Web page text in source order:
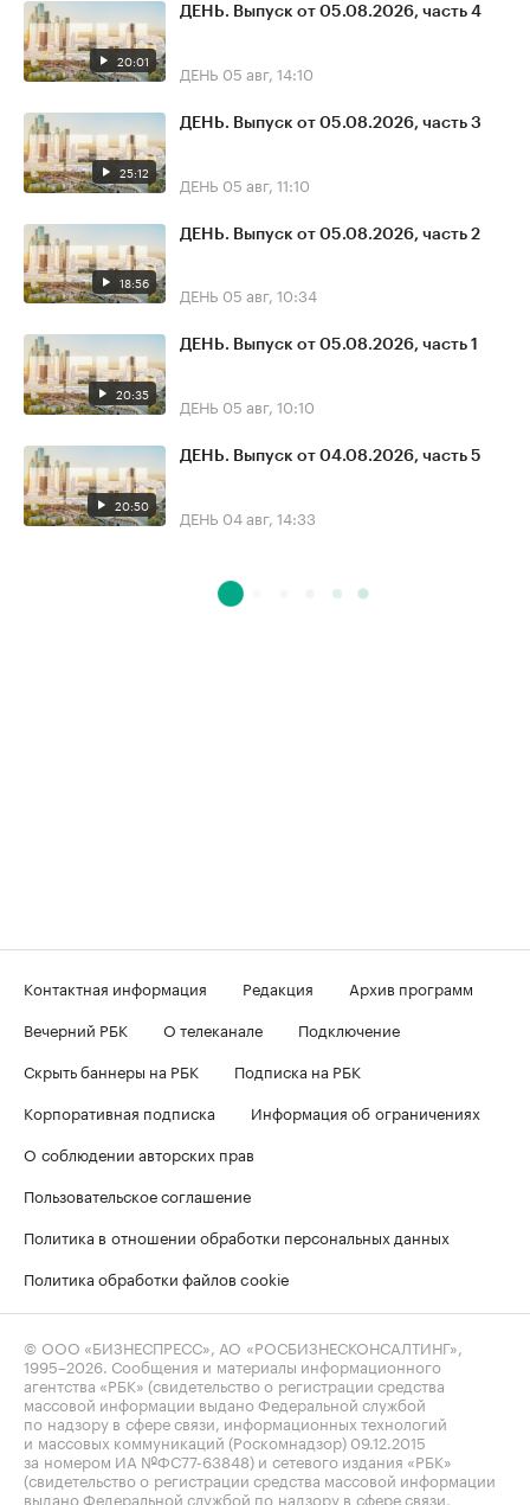
20:01
ДЕНЬ. Выпуск от 05.08.2026, часть 4
ДЕНЬ 05 авг, 14:10
25:12
ДЕНЬ. Выпуск от 05.08.2026, часть 3
ДЕНЬ 05 авг, 11:10
18:56
ДЕНЬ. Выпуск от 05.08.2026, часть 2
ДЕНЬ 05 авг, 10:34
20:35
ДЕНЬ. Выпуск от 05.08.2026, часть 1
ДЕНЬ 05 авг, 10:10
20:50
ДЕНЬ. Выпуск от 04.08.2026, часть 5
ДЕНЬ 04 авг, 14:33
Контактная информация Редакция
Архив программ
Вечерний РБК
О телеканале
Подключение
Скрыть баннеры на РБК
Подписка на РБК
Корпоративная подписка
Информация об ограничениях
О соблюдении авторских прав
Пользовательское соглашение
Политика в отношении обработки персональных данных
Политика обработки файлов cookie
© ООО «БИЗНЕСПРЕСС», АО «РОСБИЗНЕСКОНСАЛТИНГ»,
1995–2026 . Сообщения и материалы информационного
агентства «РБК» (свидетельство о регистрации средства
массовой информации выдано Федеральной службой
по надзору в сфере связи, информационных технологий
и массовых коммуникаций (Роскомнадзор) 09.12.2015
за номером ИА №ФС77-63848) и сетевого издания «РБК»
(свидетельство о регистрации средства массовой информации
выдано Федеральной службой по надзору в сфере связи,